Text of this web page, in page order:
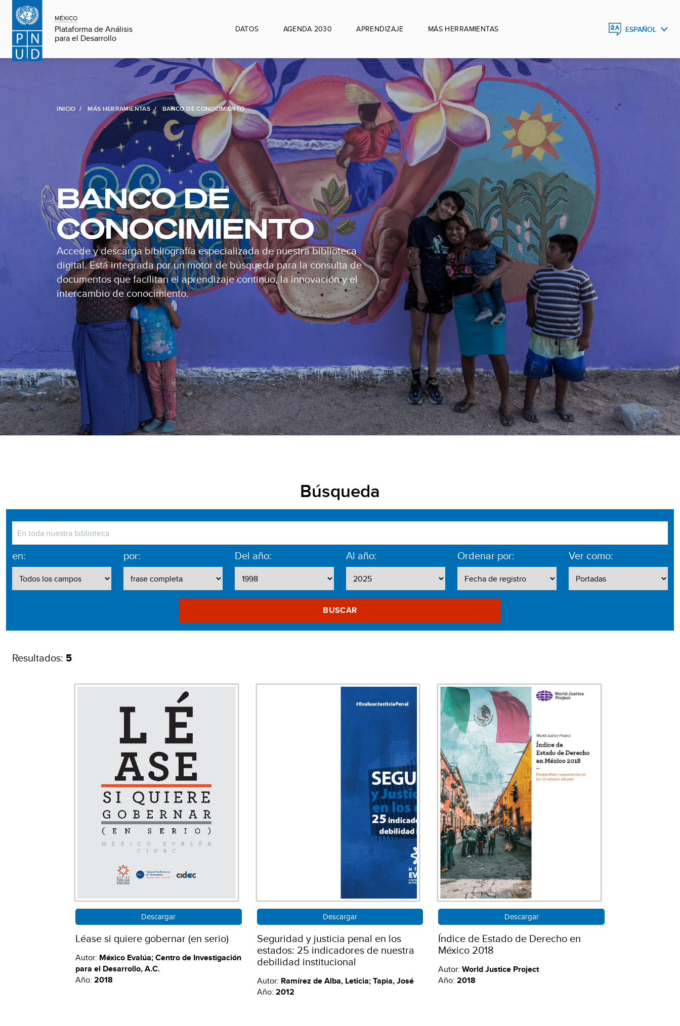
MÉXICO
Plataforma de Análisis
para el Desarrollo
DATOS AGENDA 2030 APRENDIZAJE MÁS HERRAMIENTAS
ESPAÑOL
ENGLISH
INICIO MÁS HERRAMIENTAS BANCO DE CONOCIMIENTO
BANCO DE
CONOCIMIENTO
Accede y descarga bibliografía especializada de nuestra biblioteca
digital. Está integrada por un motor de búsqueda para la consulta de
documentos que facilitan el aprendizaje continuo, la innovación y el
intercambio de conocimiento.
Búsqueda
en: por: Del año: Al año: Ordenar por: Ver como:
BUSCAR
Resultados: 5
Descargar
Léase si quiere gobernar (en serio)
Autor: México Evalúa; Centro de Investigación
para el Desarrollo, A.C.
Año: 2018
Descargar
Seguridad y justicia penal en los
estados: 25 indicadores de nuestra
debilidad institucional
Autor: Ramírez de Alba, Leticia; Tapia, José
Año: 2012
Descargar
Índice de Estado de Derecho en
México 2018
Autor:World Justice Project
Año:2018